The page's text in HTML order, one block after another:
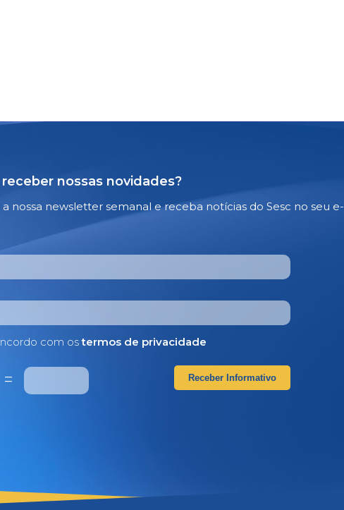
receber nossas novidades?
a nossa newsletter semanal e receba notícias do Sesc no seu e-
com ostermos de privacidade
= Receber Informativo